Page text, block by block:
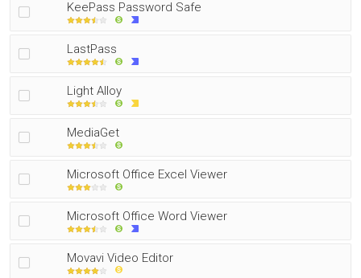
KeePass Password Safe
LastPass
Light Alloy
MediaGet
Microsoft Office Excel Viewer
Microsoft Office Word Viewer
Movavi Video Editor